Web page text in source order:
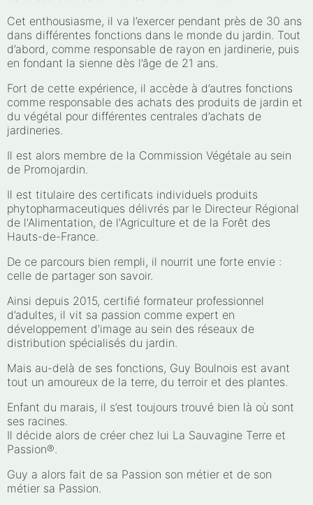
Cet enthousiasme, il va l’exercer pendant près de 30 ans
dans différentes fonctions dans le monde du jardin. Tout
d’abord, comme responsable de rayon en jardinerie, puis
en fondant la sienne dès l’âge de 21 ans.
Fort de cette expérience, il accède à d’autres fonctions
comme responsable des achats des produits de jardin et
du végétal pour différentes centrales d’achats de
jardineries.
Il est alors membre de la Commission Végétale au sein
de Promojardin.
Il est titulaire des certificats individuels produits
phytopharmaceutiques délivrés par le Directeur Régional
de l'Alimentation, de l'Agriculture et de la Forêt des
Hauts-de-France.
De ce parcours bien rempli, il nourrit une forte envie :
celle de partager son savoir.
Ainsi depuis 2015, certifié formateur professionnel
d’adultes, il vit sa passion comme expert en
développement d’image au sein des réseaux de
distribution spécialisés du jardin.
Mais au-delà de ses fonctions, Guy Boulnois est avant
tout un amoureux de la terre, du terroir et des plantes.
Enfant du marais, il s’est toujours trouvé bien là où sont
ses racines.
Il décide alors de créer chez lui La Sauvagine Terre et
Passion®.
Guy a alors fait de sa Passion son métier et de son
métier sa Passion.